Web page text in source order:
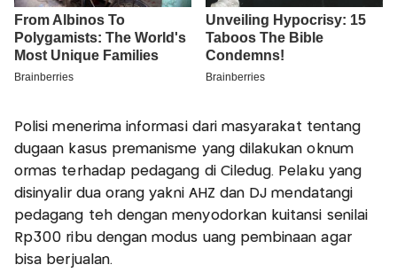
Polisi menerima informasi dari masyarakat tentang
dugaan kasus premanisme yang dilakukan oknum
ormas terhadap pedagang di Ciledug. Pelaku yang
disinyalir dua orang yakni AHZ dan DJ mendatangi
pedagang teh dengan menyodorkan kuitansi senilai
Rp300 ribu dengan modus uang pembinaan agar
bisa berjualan.